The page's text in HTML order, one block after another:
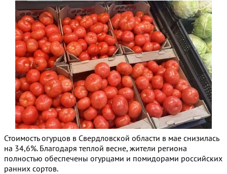
Стоимость огурцов в Свердловской области в мае снизилась
на 34,6%. Благодаря теплой весне, жители региона
полностью обеспечены огурцами и помидорами российских
ранних сортов.